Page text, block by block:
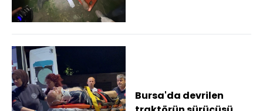
Bursa'da devrilen